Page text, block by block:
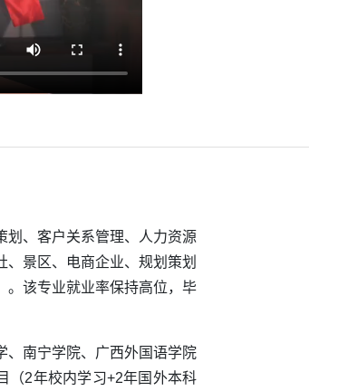
划、客户关系管理、人力资源
景区、电商企业、规划策划
。该专业就业率保持高位，毕
、南宁学院、广西外国语学院
（2年校内学习+2年国外本科